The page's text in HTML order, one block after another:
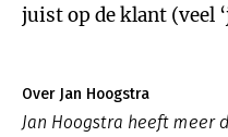
juist op de klant (veel
Over Jan Hoogstra
Jan Hoogstra heeft meer